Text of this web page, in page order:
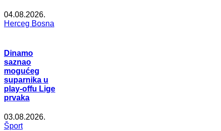
04.08.2026.
Herceg Bosna
Dinamo
saznao
mogućeg
suparnika u
play-offu Lige
prvaka
03.08.2026.
Šport